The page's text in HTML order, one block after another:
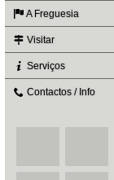
A Freguesia
Visitar
Serviços
Contactos / Info